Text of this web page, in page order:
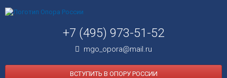
+7 (495) 973-51-52
mgo_opora@mail.ru
ВСТУПИТЬ В ОПОРУ РОССИИ